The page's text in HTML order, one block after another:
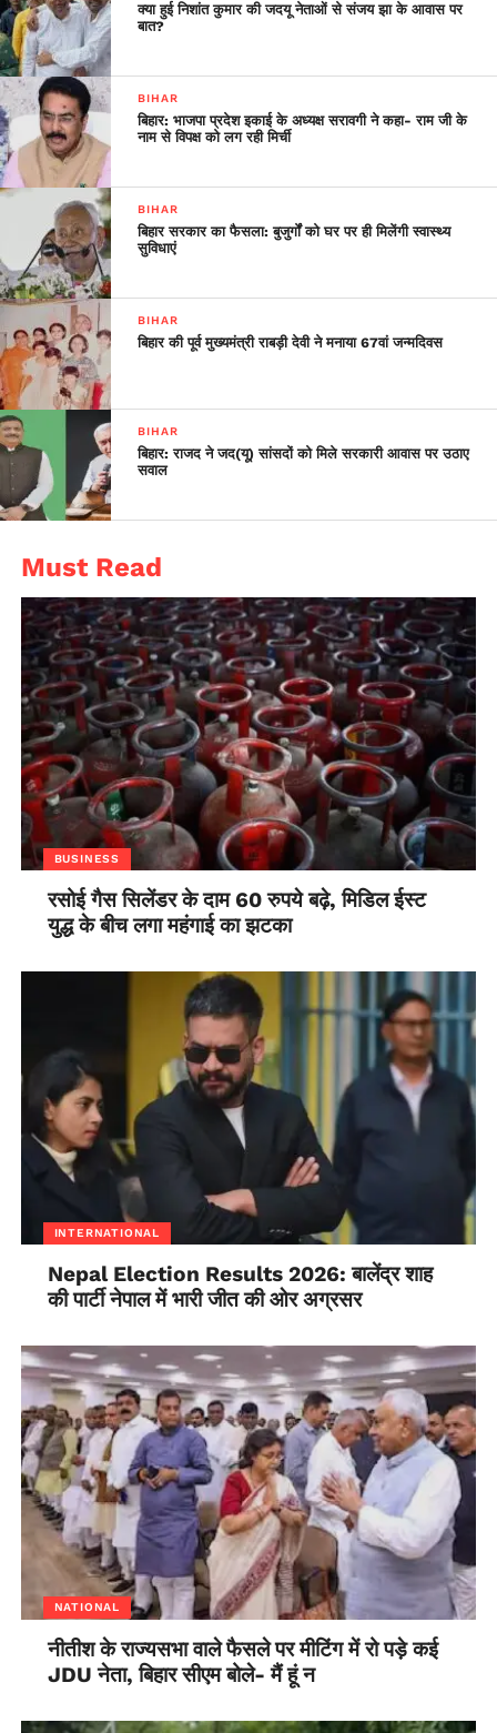
जानकारी दी। लाभार्थियों ने शारीरिक शिक्षा एवं स्वास्थ्य अनुदेशक मानदेय
को 8,000 रुपये से बढ़ाकर 16,000 रुपयेकिए जाने पर मुख्यमंत्री के
प्रति आभार व्यक्त किया।
क्या हुई निशांत कुमार की जदयू नेताओं से संजय झा के आवास पर
बात?
BIHAR
बिहार: भाजपा प्रदेश इकाई के अध्यक्ष सरावगी ने कहा- राम जी के
नाम से विपक्ष को लग रही मिर्ची
BIHAR
बिहार सरकार का फैसला: बुजुर्गों को घर पर ही मिलेंगी स्वास्थ्य
सुविधाएं
BIHAR
बिहार की पूर्व मुख्यमंत्री राबड़ी देवी ने मनाया 67वां जन्मदिवस
BIHAR
बिहार: राजद ने जद(यू) सांसदों को मिले सरकारी आवास पर उठाए
सवाल
Must Read
BUSINESS
रसोई गैस सिलेंडर के दाम 60 रुपये बढ़े, मिडिल ईस्ट
युद्ध के बीच लगा महंगाई का झटका
INTERNATIONAL
Nepal Election Results 2026: बालेंद्र शाह
की पार्टी नेपाल में भारी जीत की ओर अग्रसर
NATIONAL
नीतीश के राज्यसभा वाले फैसले पर मीटिंग में रो पड़े कई
JDU नेता, बिहार सीएम बोले- मैं हूं न